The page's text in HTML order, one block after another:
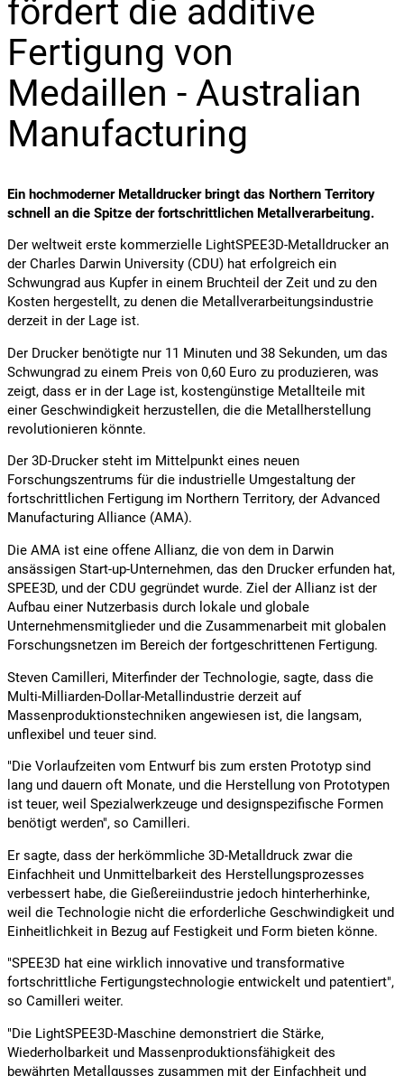
fördert die additive
Fertigung von
Medaillen - Australian
Manufacturing
Ein hochmoderner Metalldrucker bringt das Northern Territory
schnell an die Spitze der fortschrittlichen Metallverarbeitung.
Der weltweit erste kommerzielle LightSPEE3D-Metalldrucker an
der Charles Darwin University (CDU) hat erfolgreich ein
Schwungrad aus Kupfer in einem Bruchteil der Zeit und zu den
Kosten hergestellt, zu denen die Metallverarbeitungsindustrie
derzeit in der Lage ist.
Der Drucker benötigte nur 11 Minuten und 38 Sekunden, um das
Schwungrad zu einem Preis von 0,60 Euro zu produzieren, was
zeigt, dass er in der Lage ist, kostengünstige Metallteile mit
einer Geschwindigkeit herzustellen, die die Metallherstellung
revolutionieren könnte.
Der 3D-Drucker steht im Mittelpunkt eines neuen
Forschungszentrums für die industrielle Umgestaltung der
fortschrittlichen Fertigung im Northern Territory, der Advanced
Manufacturing Alliance (AMA).
Die AMA ist eine offene Allianz, die von dem in Darwin
ansässigen Start-up-Unternehmen, das den Drucker erfunden hat,
SPEE3D, und der CDU gegründet wurde. Ziel der Allianz ist der
Aufbau einer Nutzerbasis durch lokale und globale
Unternehmensmitglieder und die Zusammenarbeit mit globalen
Forschungsnetzen im Bereich der fortgeschrittenen Fertigung.
Steven Camilleri, Miterfinder der Technologie, sagte, dass die
Multi-Milliarden-Dollar-Metallindustrie derzeit auf
Massenproduktionstechniken angewiesen ist, die langsam,
unflexibel und teuer sind.
"Die Vorlaufzeiten vom Entwurf bis zum ersten Prototyp sind
lang und dauern oft Monate, und die Herstellung von Prototypen
ist teuer, weil Spezialwerkzeuge und designspezifische Formen
benötigt werden", so Camilleri.
Er sagte, dass der herkömmliche 3D-Metalldruck zwar die
Einfachheit und Unmittelbarkeit des Herstellungsprozesses
verbessert habe, die Gießereiindustrie jedoch hinterherhinke,
weil die Technologie nicht die erforderliche Geschwindigkeit und
Einheitlichkeit in Bezug auf Festigkeit und Form bieten könne.
"SPEE3D hat eine wirklich innovative und transformative
fortschrittliche Fertigungstechnologie entwickelt und patentiert",
so Camilleri weiter.
"Die LightSPEE3D-Maschine demonstriert die Stärke,
Wiederholbarkeit und Massenproduktionsfähigkeit des
bewährten Metallgusses zusammen mit der Einfachheit und